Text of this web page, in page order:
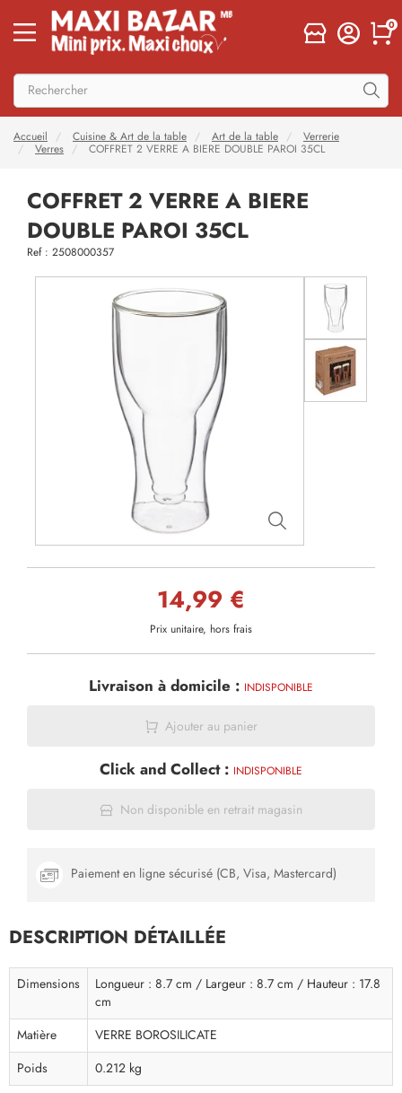
0
Accueil Cuisine & Art de la table Art de la table
Verrerie
Verres
COFFRET 2 VERRE A BIERE DOUBLE PAROI 35CL
COFFRET 2 VERRE A BIERE
DOUBLE PAROI 35CL
Ref : 2508000357
14,99 €
Prix unitaire, hors frais
Livraison à domicile : INDISPONIBLE
Ajouter au panier
Click and Collect : INDISPONIBLE
Non disponible en retrait magasin
Paiement en ligne sécurisé (CB, Visa, Mastercard)
DESCRIPTION DÉTAILLÉE
Dimensions
Longueur : 8.7 cm / Largeur : 8.7 cm / Hauteur : 17.8
cm
Matière
VERRE BOROSILICATE
Poids
0.212 kg